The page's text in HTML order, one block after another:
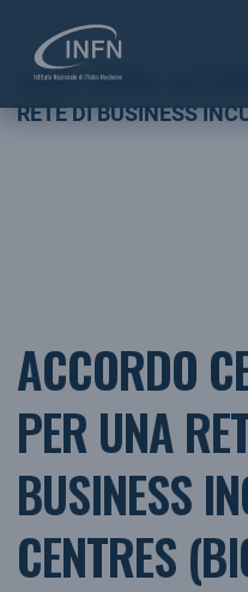
Home
NEWS
RETE DI BUSINESS
ACCORDO
PER UNA
BUSINESS
CENTRES